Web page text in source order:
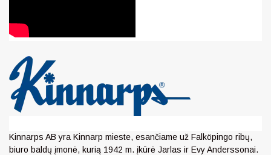
Kinnarps AB yra Kinnarp mieste, esančiame už Falköpingo ribų,
biuro baldų įmonė, kurią 1942 m. įkūrė Jarlas ir Evy Anderssonai.